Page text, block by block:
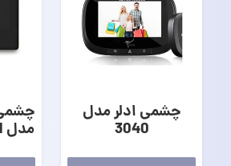
چشمی ادلر مدل
3040 مدل DV001 فیلیپس